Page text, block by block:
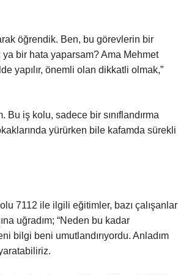
öğrendik. Ben, bu görevlerin bir
bir hata yaparsam? Ama Mehmet
yapılır, önemli olan dikkatli olmak,”
iş kolu, sadece bir sınıflandırma
yürürken bile kafamda sürekli
7112 ile ilgili eğitimler, bazı çalışanlar
uğradım; “Neden bu kadar
bilgi beni umutlandırıyordu. Anladım